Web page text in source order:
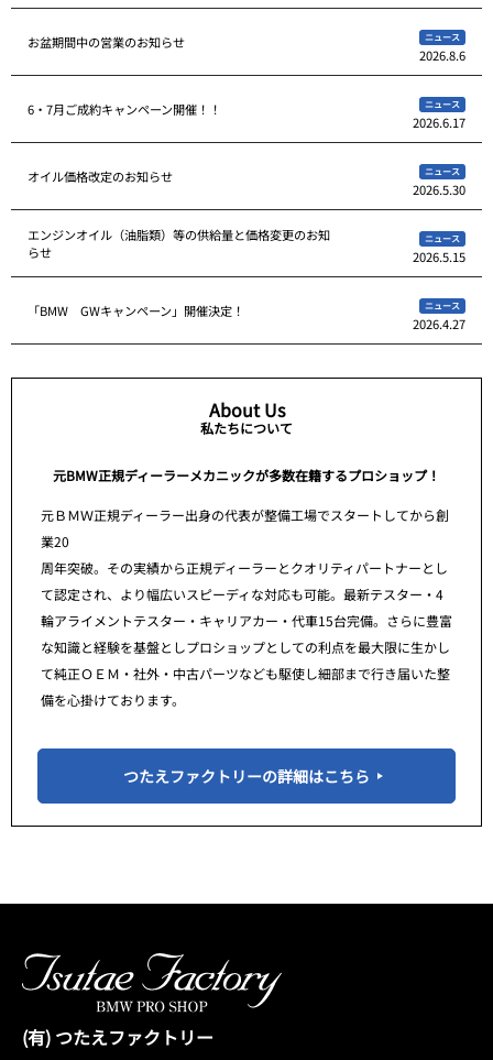
お盆期間中の営業のお知らせ ニュース
2026.8.6
6・7月ご成約キャンペーン開催！！ ニュース
2026.6.17
オイル価格改定のお知らせ ニュース
2026.5.30
エンジンオイル（油脂類）等の供給量と価格変更のお知
らせ
ニュース
2026.5.15
「BMW GWキャンペーン」開催決定！ ニュース
2026.4.27
About Us
私たちについて
元BMW正規ディーラーメカニックが多数在籍するプロショップ！
元ＢＭＷ正規ディーラー出身の代表が整備工場でスタートしてから創
業20
周年突破。その実績から正規ディーラーとクオリティパートナーとし
て認定され、より幅広いスピーディな対応も可能。最新テスター・4
輪アライメントテスター・キャリアカー・代車15台完備。さらに豊富
な知識と経験を基盤としプロショップとしての利点を最大限に生かし
て純正ＯＥＭ・社外・中古パーツなども駆使し細部まで行き届いた整
備を心掛けております。
つたえファクトリーの詳細はこちら
(有) つたえファクトリー